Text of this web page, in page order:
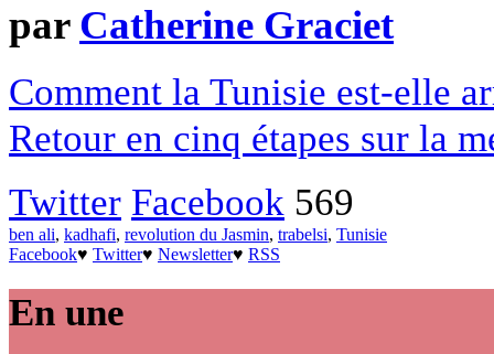
par Catherine Graciet
Comment la Tunisie est-elle
Retour en cinq étapes sur la
Twitter Facebook 569
ben ali, kadhafi, revolution du Jasmin, trabelsi, Tunisie
Facebook♥ Twitter♥ Newsletter♥ RSS
En une